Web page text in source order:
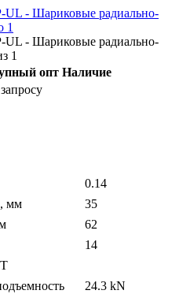
опт Наличие
0.14
мм
35
62
14
24.3 kN